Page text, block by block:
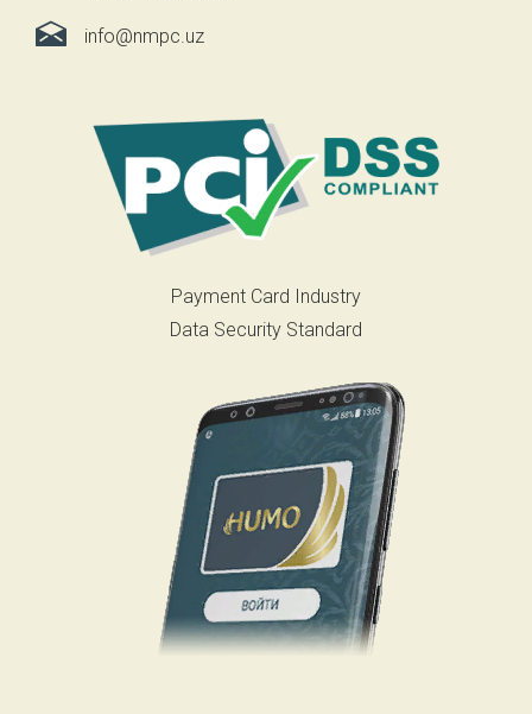
info@nmpc.uz
Payment Card Industry
Data Security Standard